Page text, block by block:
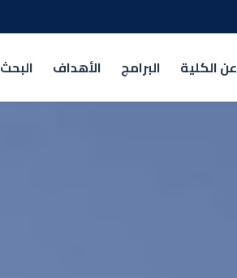
عن الكلية البرامج الأهداف